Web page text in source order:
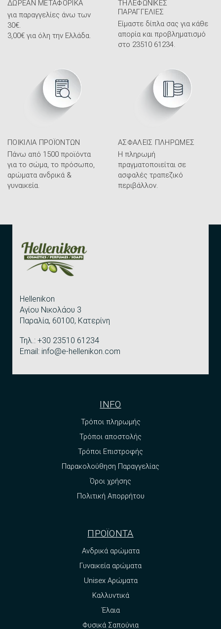
ΔΩΡΕΆΝ ΜΕΤΑΦΟΡΙΚΆ
για παραγγελίες άνω των
30€.
3,00€ για όλη την Ελλάδα.
ΤΗΛΕΦΩΝΙΚΈΣ
ΠΑΡΑΓΓΕΛΊΕΣ
Είμαστε δίπλα σας για κάθε
απορία και προβληματισμό
στο 23510 61234.
ΠΟΙΚΙΛΊΑ ΠΡΟΪΌΝΤΩΝ
Πάνω από 1500 προϊόντα
για το σώμα, το πρόσωπο,
αρώματα ανδρικά &
γυναικεία.
ΑΣΦΑΛΕΊΣ ΠΛΗΡΩΜΈΣ
Η πληρωμή
πραγματοποιείται σε
ασφαλές τραπεζικό
περιβάλλον.
Hellenikon
Αγίου Νικολάου 3
Παραλία, 60100, Κατερίνη
Τηλ.: +30 23510 61234
Email: info@e-hellenikon.com
INFO
Τρόποι πληρωμής
Τρόποι αποστολής
Τρόποι Επιστροφής
Παρακολούθηση Παραγγελίας
Όροι χρήσης
Πολιτική Απορρήτου
ΠΡΟΪΟΝΤΑ
Ανδρικά αρώματα
Γυναικεία αρώματα
Unisex Αρώματα
Καλλυντικά
Έλαια
Φυσικά Σαπούνια